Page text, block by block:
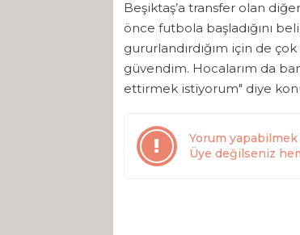
Beşiktaş’a transfer olan diğer
önce futbola başladığını
gururlandırdığım için de
güvendim. Hocalarım da
ettirmek istiyorum" diye
Yorum
Üye değilseniz